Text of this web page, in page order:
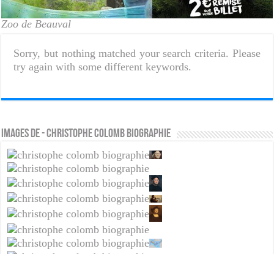
Zoo de Beauval
Sorry, but nothing matched your search criteria. Please
try again with some different keywords.
Images de - christophe colomb biographie